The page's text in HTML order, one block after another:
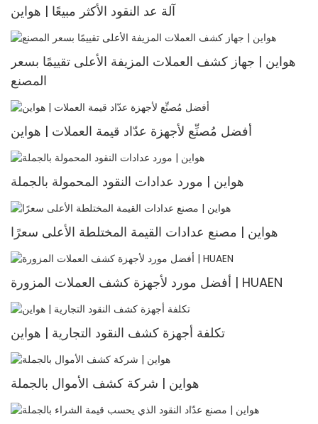
آلة عد النقود الأكثر مبيعًا | هواين
هواين | جهاز كشف العملات المزيفة الأعلى تقييمًا بسعر
المصنع
أفضل مُصنِّع لأجهزة عدّاد قيمة العملات | هواين
هواين | مورد عدادات النقود المحمولة بالجملة
هواين | مصنع عدادات القيمة المختلطة الأعلى سعرًا
أفضل مورد لأجهزة كشف العملات المزورة | HUAEN
تكلفة أجهزة كشف النقود التجارية | هواين
هواين | شركة كشف الأموال بالجملة